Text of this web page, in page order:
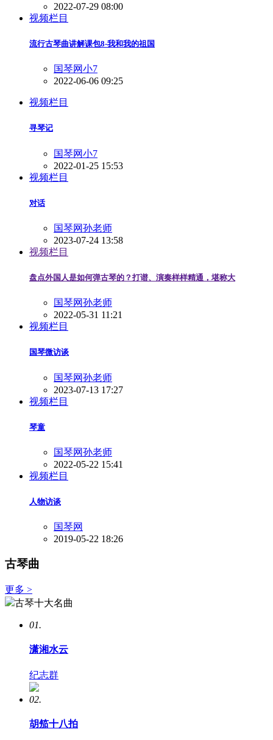
2022-07-29 08:00
视频栏目
流行古琴曲讲解课包8-我和我的祖国
国琴网小7
2022-06-06 09:25
视频栏目
寻琴记
国琴网小7
2022-01-25 15:53
视频栏目
对话
国琴网孙老师
2023-07-24 13:58
视频栏目
盘点外国人是如何弹古琴的？打谱、演奏样样精通，堪称大
国琴网孙老师
2022-05-31 11:21
视频栏目
国琴微访谈
国琴网孙老师
2023-07-13 17:27
视频栏目
琴童
国琴网孙老师
2022-05-22 15:41
视频栏目
人物访谈
国琴网
2019-05-22 18:26
古琴曲
更多 >
古琴十大名曲
01.
潇湘水云
纪志群
02.
胡笳十八拍